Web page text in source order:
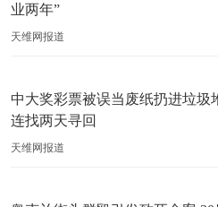
业两年”
天维网报道
中大奖彩票被误当废纸扔进垃圾
连找两天寻回
天维网报道